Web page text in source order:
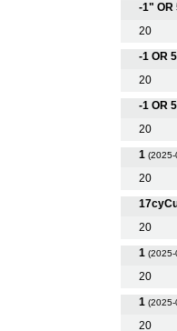
-1" OR
20
-1 OR
20
-1 OR
20
1
20
20
1
20
1
20